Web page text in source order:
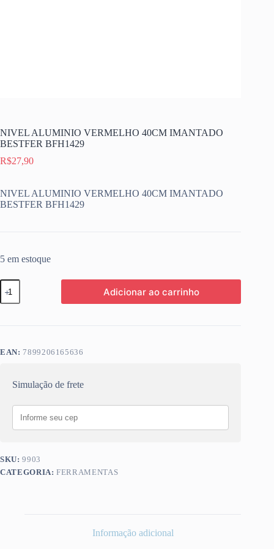
NIVEL ALUMINIO VERMELHO 40CM IMANTADO
BESTFER BFH1429
R$27,90
NIVEL ALUMINIO VERMELHO 40CM IMANTADO
BESTFER BFH1429
5 em estoque
NIVEL
ALUMINIO
VERMELHO
quantidade
Adicionar ao carrinho
EAN: 7899206165636
Simulação de frete
SKU:9903
CATEGORIA:FERRAMENTAS
Informação adicional